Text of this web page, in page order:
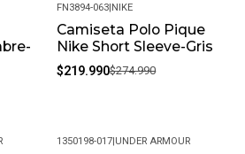
-20%
FN3894-063|NIKE
Camiseta Polo Pique
Nike Short Sleeve-Gris
$219.990$274.990
1350198-017|UNDER ARMOUR